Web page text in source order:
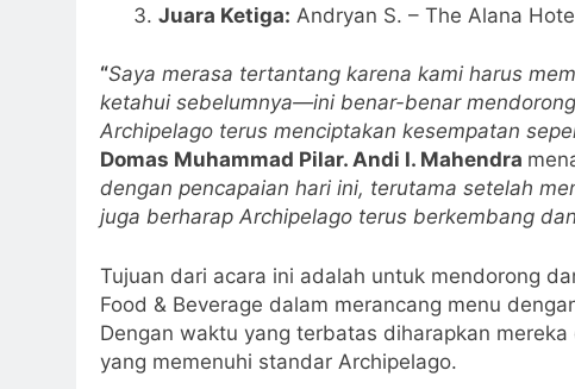
Juara Ketiga: Andryan S. – The Alana
“Saya merasa tertantang karena kami harus
ketahui sebelumnya—ini benar-benar
Archipelago terus menciptakan kesempatan
Domas Muhammad Pilar. Andi I. Mahendra
dengan pencapaian hari ini, terutama setelah
juga berharap Archipelago terus berkembang
Tujuan dari acara ini adalah untuk mendorong
Food & Beverage dalam merancang menu
Dengan waktu yang terbatas diharapkan
yang memenuhi standar Archipelago.